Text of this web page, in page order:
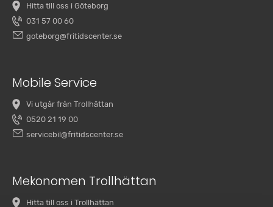
Hitta till oss i Göteborg
031 57 00 60
goteborg@fritidscenter.se
Mobile Service
Vi utgår från Trollhättan
0520 21 19 00
servicebil@fritidscenter.se
Mekonomen Trollhättan
Hitta till oss i Trollhättan